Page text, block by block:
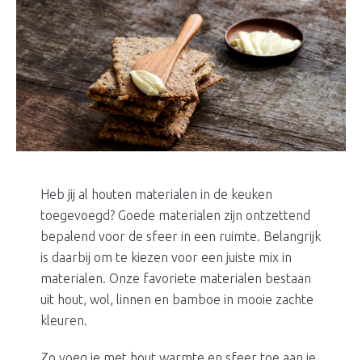
Heb jij al houten materialen in de keuken
toegevoegd? Goede materialen zijn ontzettend
bepalend voor de sfeer in een ruimte. Belangrijk
is daarbij om te kiezen voor een juiste mix in
materialen. Onze favoriete materialen bestaan
uit hout, wol, linnen en bamboe in mooie zachte
kleuren.